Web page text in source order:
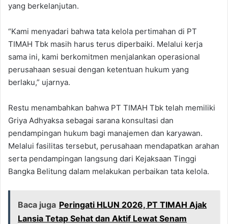
yang berkelanjutan.
“Kami menyadari bahwa tata kelola pertimahan di PT
TIMAH Tbk masih harus terus diperbaiki. Melalui kerja
sama ini, kami berkomitmen menjalankan operasional
perusahaan sesuai dengan ketentuan hukum yang
berlaku,” ujarnya.
Restu menambahkan bahwa PT TIMAH Tbk telah memiliki
Griya Adhyaksa sebagai sarana konsultasi dan
pendampingan hukum bagi manajemen dan karyawan.
Melalui fasilitas tersebut, perusahaan mendapatkan arahan
serta pendampingan langsung dari Kejaksaan Tinggi
Bangka Belitung dalam melakukan perbaikan tata kelola.
Baca juga Peringati HLUN 2026, PT TIMAH Ajak
Lansia Tetap Sehat dan Aktif Lewat Senam